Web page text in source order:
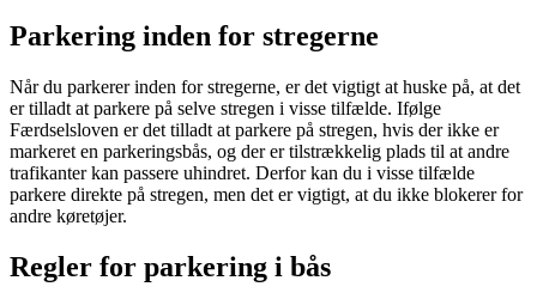
Parkering inden for stregerne
Når du parkerer inden for stregerne, er det vigtigt at huske på, at det
er tilladt at parkere på selve stregen i visse tilfælde. Ifølge
Færdselsloven er det tilladt at parkere på stregen, hvis der ikke er
markeret en parkeringsbås, og der er tilstrækkelig plads til at andre
trafikanter kan passere uhindret. Derfor kan du i visse tilfælde
parkere direkte på stregen, men det er vigtigt, at du ikke blokerer for
andre køretøjer.
Regler for parkering i bås